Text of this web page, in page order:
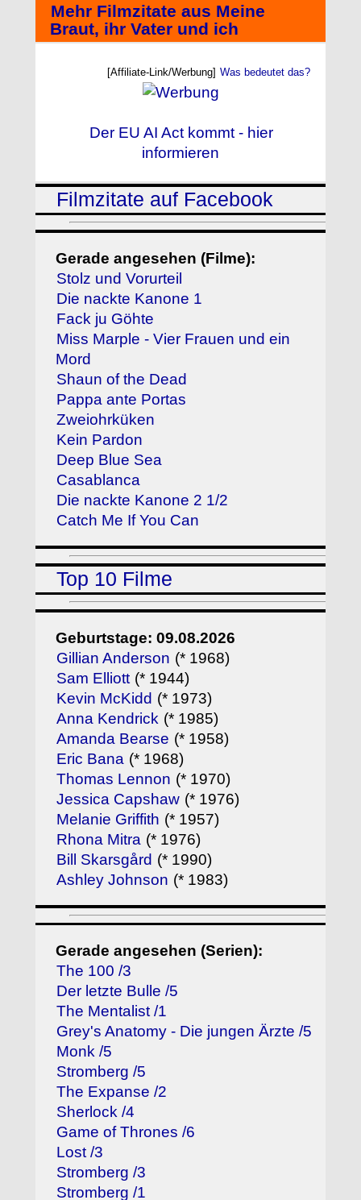
Mehr Filmzitate aus Meine
Braut, ihr Vater und ich
[Affiliate-Link/Werbung] Was bedeutet das?
Der EU AI Act kommt - hier
informieren
Filmzitate auf Facebook
Gerade angesehen (Filme):
Stolz und Vorurteil
Die nackte Kanone 1
Fack ju Göhte
Miss Marple - Vier Frauen und ein
Mord
Shaun of the Dead
Pappa ante Portas
Zweiohrküken
Kein Pardon
Deep Blue Sea
Casablanca
Die nackte Kanone 2 1/2
Catch Me If You Can
Top 10 Filme
Geburtstage: 09.08.2026
Gillian Anderson (* 1968)
Sam Elliott (* 1944)
Kevin McKidd (* 1973)
Anna Kendrick (* 1985)
Amanda Bearse (* 1958)
Eric Bana (* 1968)
Thomas Lennon (* 1970)
Jessica Capshaw (* 1976)
Melanie Griffith (* 1957)
Rhona Mitra (* 1976)
Bill Skarsgård (* 1990)
Ashley Johnson (* 1983)
Gerade angesehen (Serien):
The 100 /3
Der letzte Bulle /5
The Mentalist /1
Grey's Anatomy - Die jungen Ärzte /5
Monk /5
Stromberg /5
The Expanse /2
Sherlock /4
Game of Thrones /6
Lost /3
Stromberg /3
Stromberg /1